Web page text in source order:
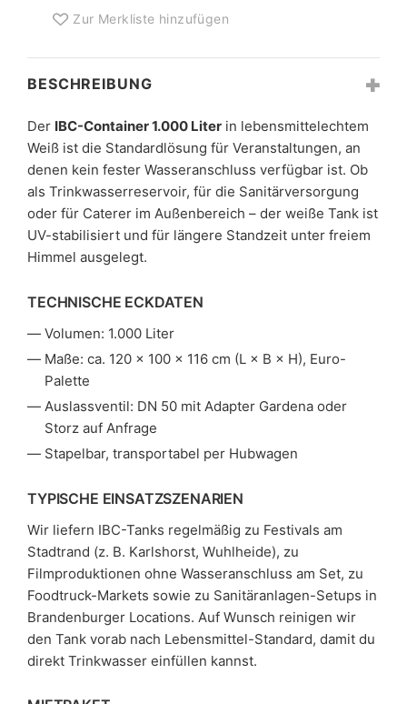
Zur Merkliste hinzufügen
BESCHREIBUNG
Der IBC-Container 1.000 Liter in lebensmittelechtem
Weiß ist die Standardlösung für Veranstaltungen, an
denen kein fester Wasseranschluss verfügbar ist. Ob
als Trinkwasserreservoir, für die Sanitärversorgung
oder für Caterer im Außenbereich – der weiße Tank ist
UV-stabilisiert und für längere Standzeit unter freiem
Himmel ausgelegt.
TECHNISCHE ECKDATEN
Volumen: 1.000 Liter
Maße: ca. 120 × 100 × 116 cm (L × B × H), Euro-
Palette
Auslassventil: DN 50 mit Adapter Gardena oder
Storz auf Anfrage
Stapelbar, transportabel per Hubwagen
TYPISCHE EINSATZSZENARIEN
Wir liefern IBC-Tanks regelmäßig zu Festivals am
Stadtrand (z. B. Karlshorst, Wuhlheide), zu
Filmproduktionen ohne Wasseranschluss am Set, zu
Foodtruck-Markets sowie zu Sanitäranlagen-Setups in
Brandenburger Locations. Auf Wunsch reinigen wir
den Tank vorab nach Lebensmittel-Standard, damit du
direkt Trinkwasser einfüllen kannst.